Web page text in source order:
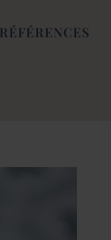
RÉFÉRENCES